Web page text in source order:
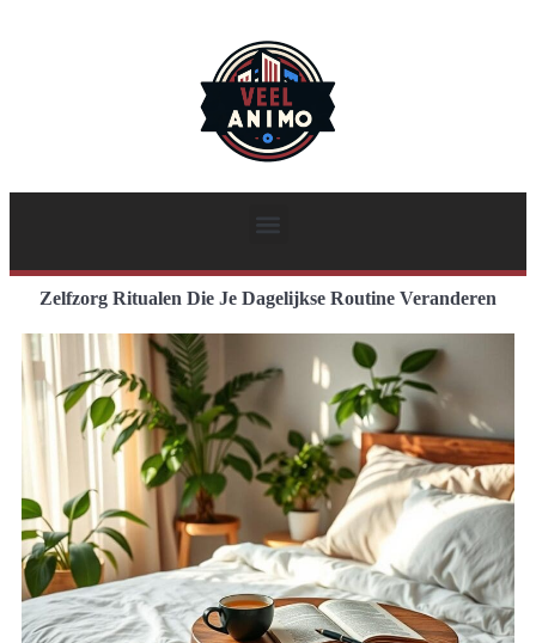
Zelfzorg Ritualen Die Je Dagelijkse Routine Veranderen